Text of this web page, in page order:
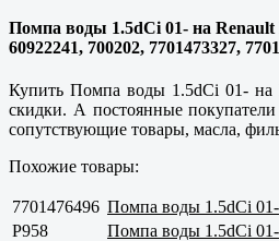
Помпа воды 1.5dCi 01- на Renault
60922241, 700202, 7701473327,
Купить Помпа воды 1.5dCi 01- на
скидки. А постоянные
сопутствующие товары, масла,
Похожие товары:
7701476496 Помпа воды 1.5dCi 01-
P958
Помпа воды 1.5dCi 01-